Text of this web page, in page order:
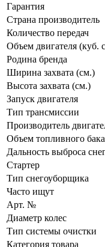
Гарантия
Страна производитель
Количество передач
Объем двигателя (куб.
Родина бренда
Ширина захвата (см.)
Высота захвата (см.)
Запуск двигателя
Тип трансмиссии
Производитель
Объем топливного
Дальность выброса
Стартер
Тип снегоуборщика
Часто ищут
Арт. №
Диаметр колес
Тип системы очистки
Категория товара